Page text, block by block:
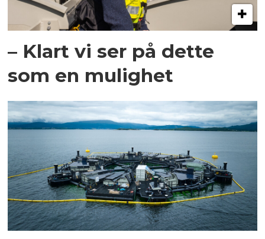
– Klart vi ser på dette
som en mulighet